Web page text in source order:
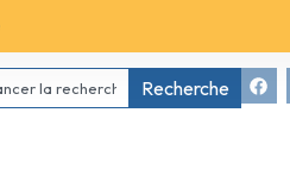
Recherche